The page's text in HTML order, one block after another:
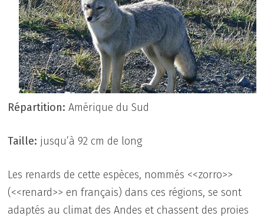
Répartition: Amérique du Sud
Taille: jusqu’à 92 cm de long
Les renards de cette espèces, nommés <<zorro>>
(<<renard>> en français) dans ces régions, se sont
adaptés au climat des Andes et chassent des proies